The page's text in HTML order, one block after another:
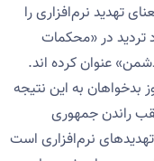
تهدید نرم‌افزاری را
تردید در «محکمات
عنوان کرده اند.
به این نتیجه
راندن جمهوری
تهدیدهای نرم‌افزاری است